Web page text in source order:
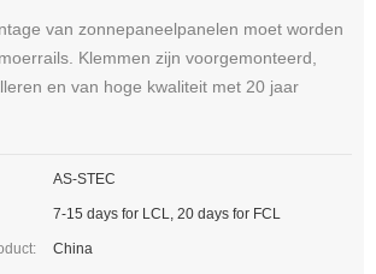
van zonnepaneelpanelen moet worden
Klemmen zijn voorgemonteerd,
en van hoge kwaliteit met 20 jaar
AS-STEC
7-15 days for LCL, 20 days for FCL
China